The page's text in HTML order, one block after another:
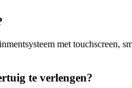
met touchscreen,
te verlengen?